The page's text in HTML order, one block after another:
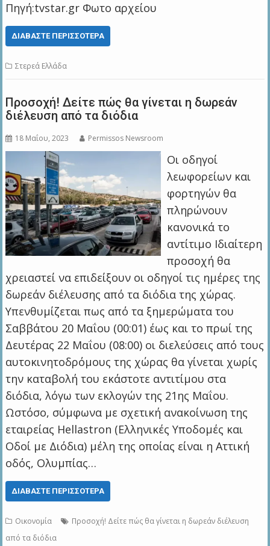
Πηγή:tvstar.gr Φωτο αρχείου
ΔΙΑΒΆΣΤΕ ΠΕΡΙΣΣΌΤΕΡΑ
Στερεά Ελλάδα
Προσοχή! Δείτε πώς θα γίνεται η δωρεάν
διέλευση από τα διόδια
18 Μαΐου, 2023 Permissos Newsroom
Οι οδηγοί
λεωφορείων και
φορτηγών θα
πληρώνουν
κανονικά το
αντίτιμο Ιδιαίτερη
προσοχή θα
χρειαστεί να επιδείξουν οι οδηγοί τις ημέρες της
δωρεάν διέλευσης από τα διόδια της χώρας.
Υπενθυμίζεται πως από τα ξημερώματα του
Σαββάτου 20 Μαΐου (00:01) έως και το πρωί της
Δευτέρας 22 Μαΐου (08:00) οι διελεύσεις από τους
αυτοκινητοδρόμους της χώρας θα γίνεται χωρίς
την καταβολή του εκάστοτε αντιτίμου στα
διόδια, λόγω των εκλογών της 21ης Μαΐου.
Ωστόσο, σύμφωνα με σχετική ανακοίνωση της
εταιρείας Hellastron (Ελληνικές Υποδομές και
Οδοί με Διόδια) μέλη της οποίας είναι η Αττική
οδός, Ολυμπίας…
ΔΙΑΒΆΣΤΕ ΠΕΡΙΣΣΌΤΕΡΑ
Οικονομία
Προσοχή! Δείτε πώς θα γίνεται η δωρεάν διέλευση
από τα διόδια